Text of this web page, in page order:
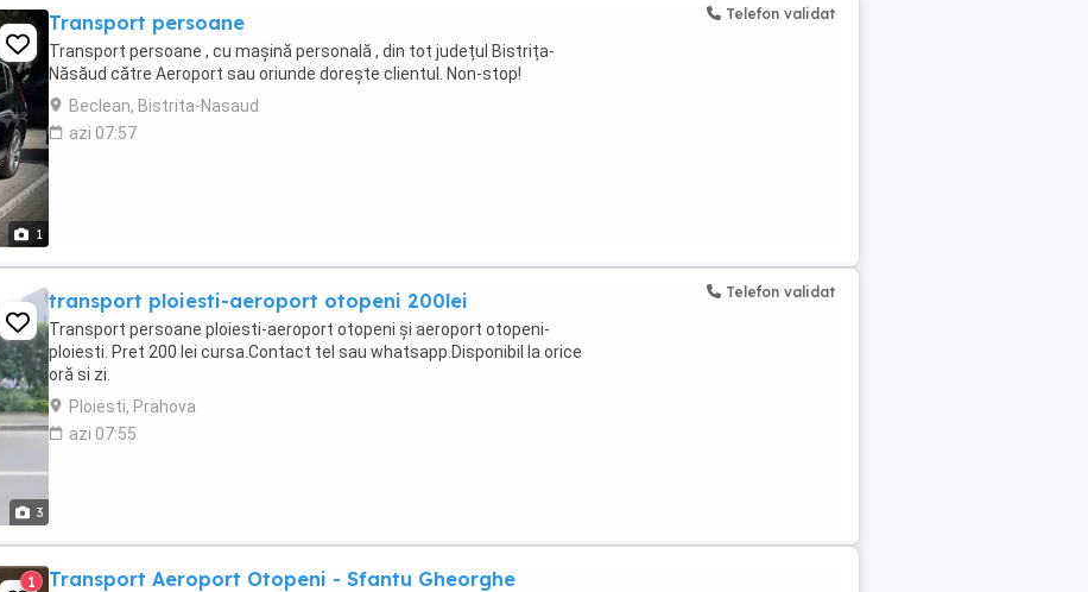
1
Transport persoane
Transport persoane , cu mașină personală , din tot județul Bistrița-
Năsăud către Aeroport sau oriunde dorește clientul. Non-stop!
Beclean, Bistrita-Nasaud
azi 07:57
Telefon validat
3
transport ploiesti-aeroport otopeni 200lei
Transport persoane ploiesti-aeroport otopeni și aeroport otopeni-
ploiesti. Pret 200 lei cursa.Contact tel sau whatsapp.Disponibil la orice
oră si zi.
Ploiesti, Prahova
azi 07:55
Telefon validat
1
Transport Aeroport Otopeni - Sfantu Gheorghe